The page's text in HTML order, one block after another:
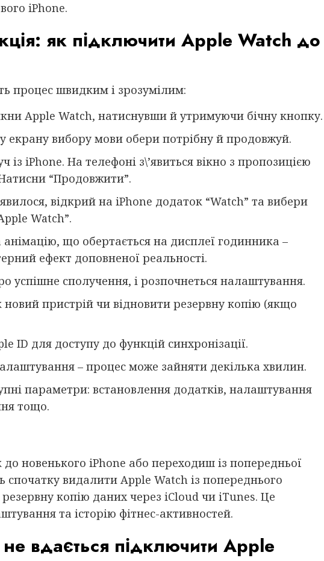
iPhone.
як підключити Apple Watch до
процес швидким і зрозумілим:
Apple Watch, натиснувши й утримуючи бічну кнопку.
екрану вибору мови обери потрібну й продовжуй.
iPhone. На телефоні з\’явиться вікно з пропозицією
“Продовжити”.
відкрий на iPhone додаток “Watch” та вибери
Watch”.
що обертається на дисплеї годинника –
ефект доповненої реальності.
успішне сполучення, і розпочнеться налаштування.
пристрій чи відновити резервну копію (якщо
ID для доступу до функцій синхронізації.
– процес може зайняти декілька хвилин.
параметри: встановлення додатків, налаштування
тощо.
новенького iPhone або переходиш із попередньої
спочатку видалити Apple Watch із попереднього
копію даних через iCloud чи iTunes. Це
та історію фітнес-активностей.
вдається підключити Apple